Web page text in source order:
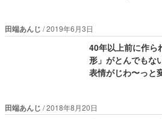
田端あんじ 2019年6月3日
40年以上前に作ら
形」がとんでもな
表情がじわ〜っと
田端あんじ 2018年8月20日